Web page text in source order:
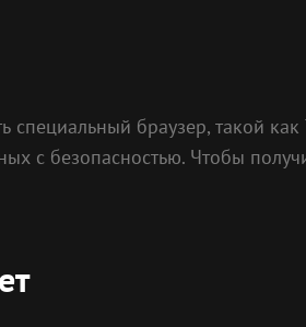
браузер, такой
с безопасностью. Чтобы